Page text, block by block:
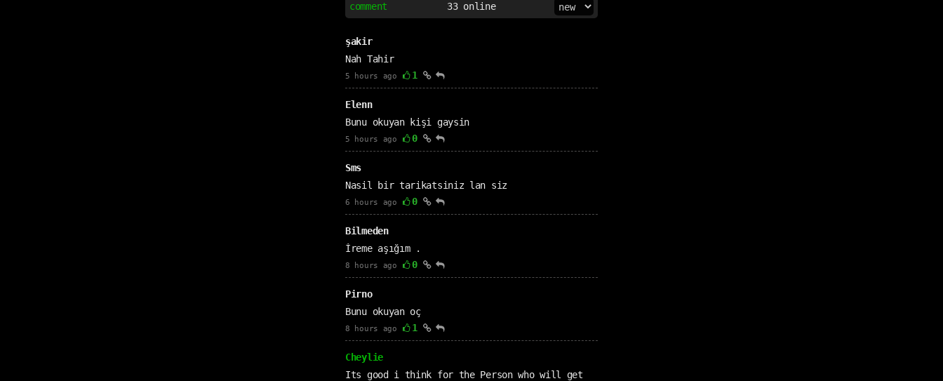
comment 33online
şakir
Nah Tahir
5 hours ago 1
Elenn
Bunu okuyan kişi gaysin
5 hours ago 0
Sms
Nasil bir tarikatsiniz lan siz
6 hours ago 0
Bilmeden
İreme aşığım .
8 hours ago 0
Pirno
Bunu okuyan oç
8 hours ago 1
Cheylie
Its good i think for the Person who will get